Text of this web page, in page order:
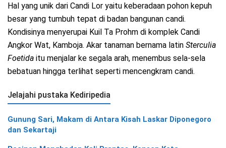
Hal yang unik dari Candi Lor yaitu keberadaan pohon kepuh
besar yang tumbuh tepat di badan bangunan candi.
Kondisinya menyerupai Kuil Ta Prohm di komplek Candi
Angkor Wat, Kamboja. Akar tanaman bernama latin Sterculia
Foetida itu menjalar ke segala arah, menembus sela-sela
bebatuan hingga terlihat seperti mencengkram candi.
Jelajahi pustaka Kediripedia
Gunung Sari, Makam di Antara Kisah Laskar Diponegoro
dan Sekartaji